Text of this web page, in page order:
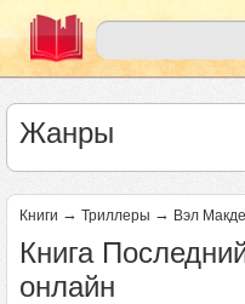
Жанры
Книги → Триллеры → Вэл
Книга
онлайн